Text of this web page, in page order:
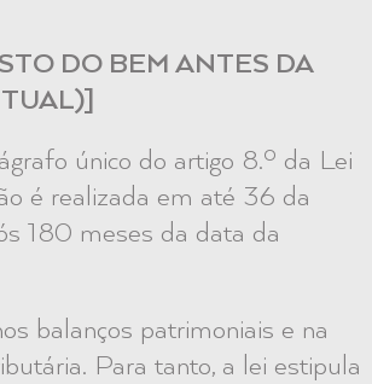
DO BEM ANTES DA
único do artigo 8.º da Lei
é realizada em até 36 da
180 meses da data da
balanços patrimoniais e na
Para tanto, a lei estipula